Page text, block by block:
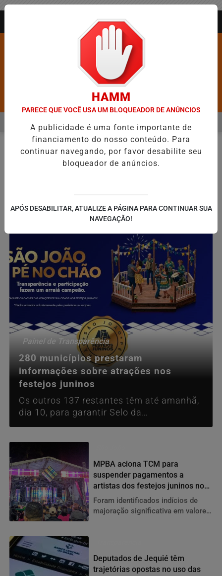
Pesquisar Notícia
É CONFIRMADA NO DIA DO EVANGÉLICO EM JEQUIÉ E
EM ALTA
MENU
NOTÍCIAS TRANSPARÊNCIA
Painel de Transparência
280 municípios prestaram
informações sobre atrações nos
festejos juninos
Os outros 137 restantes têm até amanhã,
dia 10, para garantir Selo da
Transparência
MPBA aciona TCM para
suspender pagamentos a
artistas dos festejos juninos no
Município de Poções
Foram identificados indícios de
majoração significativa em valores
Deputados de Jequié têm
trajetórias opostas no uso das
HAMM
PARECE QUE VOCÊ USA UM BLOQUEADOR DE ANÚNCIOS
A publicidade é uma fonte importante de
financiamento do nosso conteúdo. Para
continuar navegando, por favor desabilite seu
bloqueador de anúncios.
APÓS DESABILITAR, ATUALIZE A PÁGINA PARA CONTINUAR SUA
NAVEGAÇÃO!